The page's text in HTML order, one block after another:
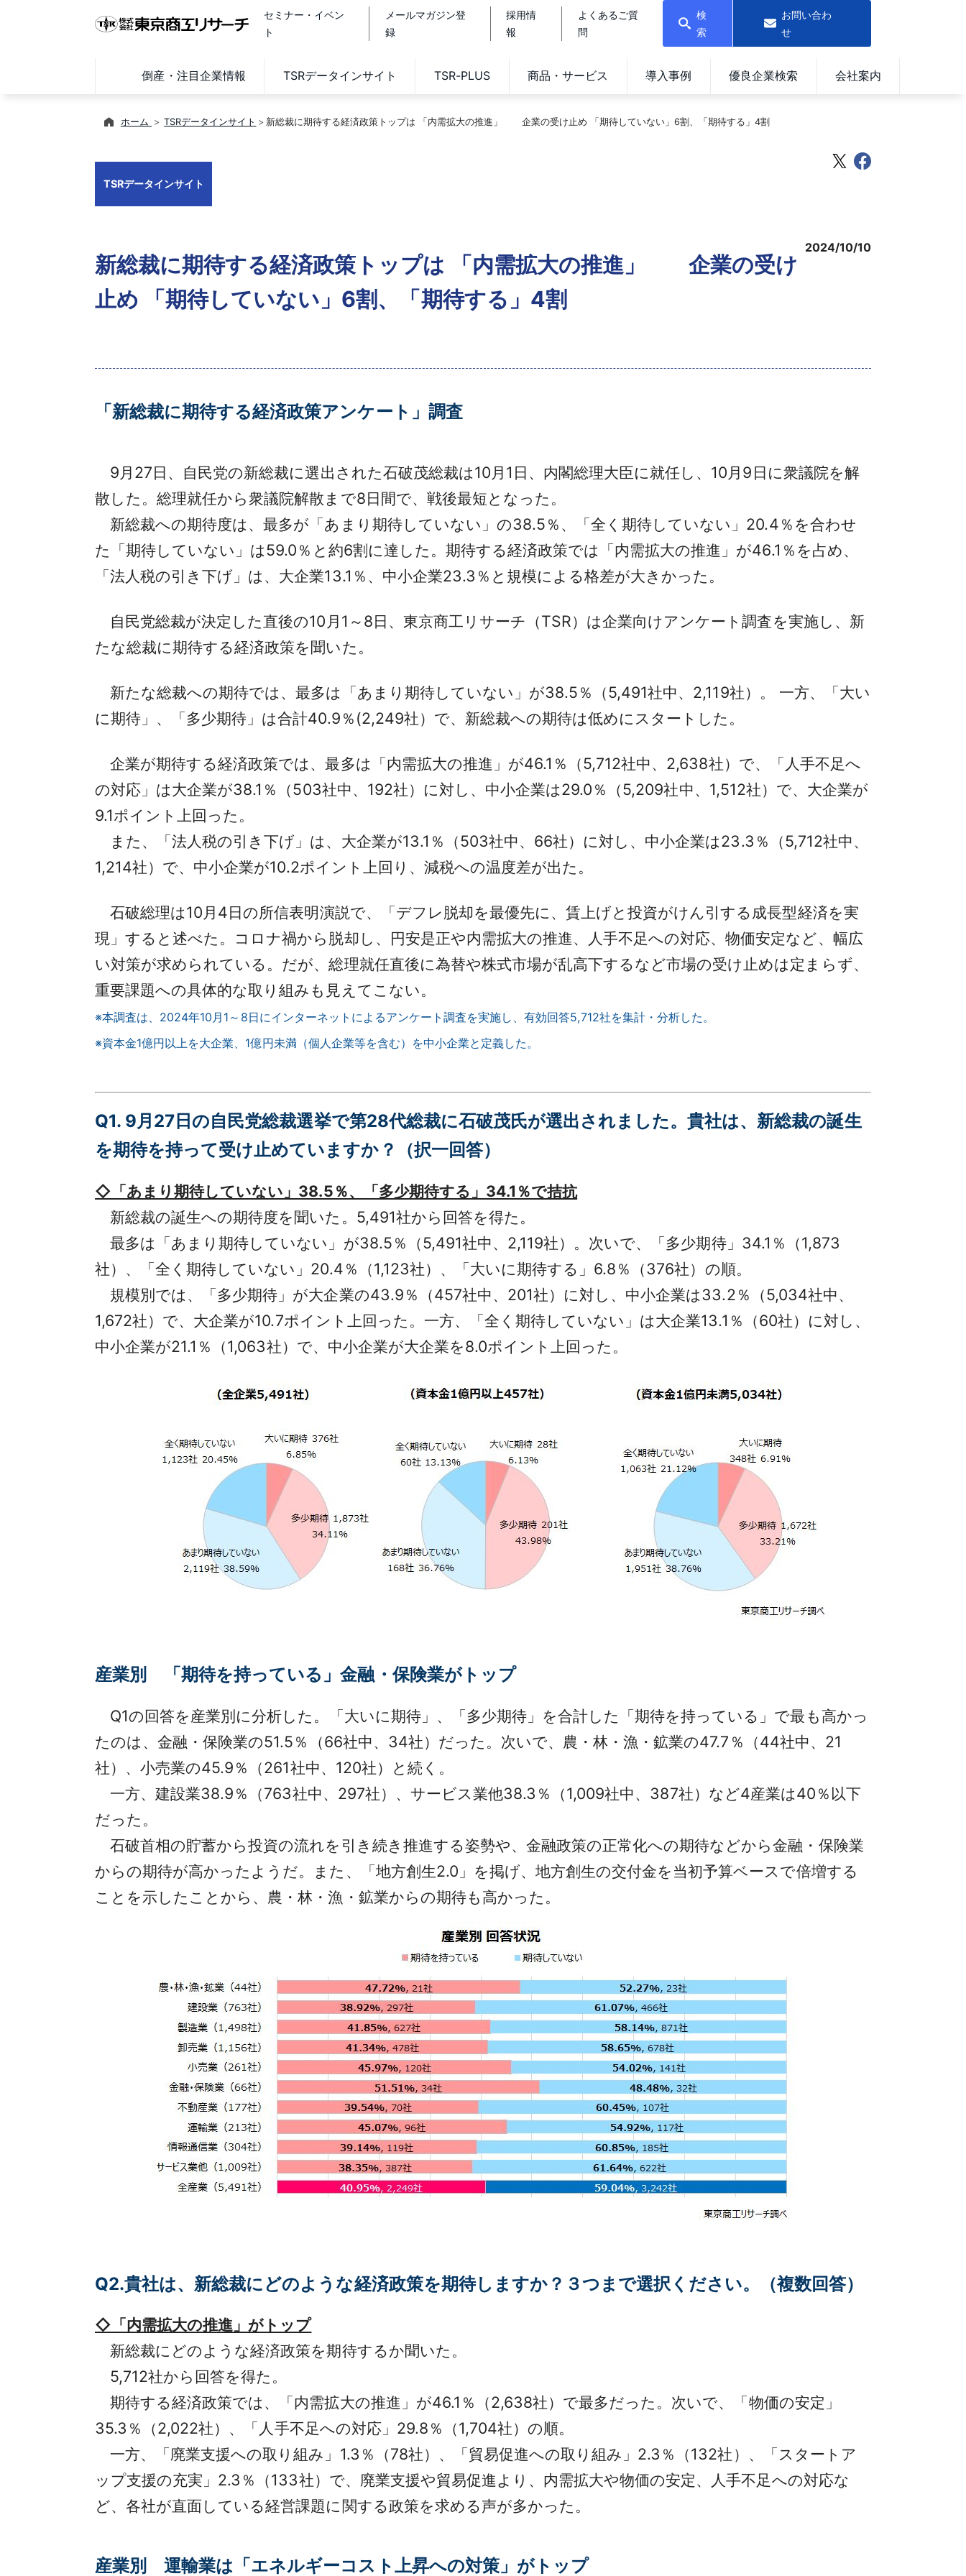
セミナー・イベン
ト
メールマガジン登
録
採用情
報
よくあるご質
問
検
索
お問い合わ
せ
倒産・注目企業情報 TSRデータインサイト TSR-PLUS 商品・サービス 導入事例 優良企業検索 会社案内
ホーム TSRデータインサイト 新総裁に期待する経済政策トップは 「内需拡大の推進」 企業の受け止め 「期待していない」6割、「期待する」4割
TSRデータインサイト
新総裁に期待する経済政策トップは 「内需拡大の推進」 企業の受け
止め 「期待していない」6割、「期待する」4割
2024/10/10
「新総裁に期待する経済政策アンケート」調査
9月27日、自民党の新総裁に選出された石破茂総裁は10月1日、内閣総理大臣に就任し、10月9日に衆議院を解
散した。総理就任から衆議院解散まで8日間で、戦後最短となった。
新総裁への期待度は、最多が「あまり期待していない」の38.5％、「全く期待していない」20.4％を合わせ
た「期待していない」は59.0％と約6割に達した。期待する経済政策では「内需拡大の推進」が46.1％を占め、
「法人税の引き下げ」は、大企業13.1％、中小企業23.3％と規模による格差が大きかった。
自民党総裁が決定した直後の10月1～8日、東京商工リサーチ（TSR）は企業向けアンケート調査を実施し、新
たな総裁に期待する経済政策を聞いた。
新たな総裁への期待では、最多は「あまり期待していない」が38.5％（5,491社中、2,119社）。 一方、「大い
に期待」、「多少期待」は合計40.9％(2,249社）で、新総裁への期待は低めにスタートした。
企業が期待する経済政策では、最多は「内需拡大の推進」が46.1％（5,712社中、2,638社）で、「人手不足へ
の対応」は大企業が38.1％（503社中、192社）に対し、中小企業は29.0％（5,209社中、1,512社）で、大企業が
9.1ポイント上回った。
また、「法人税の引き下げ」は、大企業が13.1％（503社中、66社）に対し、中小企業は23.3％（5,712社中、
1,214社）で、中小企業が10.2ポイント上回り、減税への温度差が出た。
石破総理は10月4日の所信表明演説で、「デフレ脱却を最優先に、賃上げと投資がけん引する成長型経済を実
現」すると述べた。コロナ禍から脱却し、円安是正や内需拡大の推進、人手不足への対応、物価安定など、幅広
い対策が求められている。 だが、総理就任直後に為替や株式市場が乱高下するなど市場の受け止めは定まらず、
重要課題への具体的な取り組みも見えてこない。
※本調査は、2024年10月1～8日にインターネットによるアンケート調査を実施し、有効回答5,712社を集計・分析した。
※資本金1億円以上を大企業、1億円未満（個人企業等を含む）を中小企業と定義した。
Q1. 9月27日の自民党総裁選挙で第28代総裁に石破茂氏が選出されました。貴社は、新総裁の誕生
を期待を持って受け止めていますか？（択一回答）
◇「あまり期待していない」38.5％、「多少期待する」34.1％で拮抗
新総裁の誕生への期待度を聞いた。5,491社から回答を得た。
最多は「あまり期待していない」が38.5％（5,491社中、2,119社）。次いで、「多少期待」34.1％（1,873
社）、「全く期待していない」20.4％（1,123社）、「大いに期待する」6.8％（376社）の順。
規模別では、「多少期待」が大企業の43.9％（457社中、201社）に対し、中小企業は33.2％（5,034社中、
1,672社）で、大企業が10.7ポイント上回った。一方、「全く期待していない」は大企業13.1％（60社）に対し、
中小企業が21.1％（1,063社）で、中小企業が大企業を8.0ポイント上回った。
産業別 「期待を持っている」金融・保険業がトップ
Q1の回答を産業別に分析した。「大いに期待」、「多少期待」を合計した「期待を持っている」で最も高かっ
たのは、金融・保険業の51.5％（66社中、34社）だった。次いで、農・林・漁・鉱業の47.7％（44社中、21
社）、小売業の45.9％（261社中、120社）と続く。
一方、建設業38.9％（763社中、297社）、サービス業他38.3％（1,009社中、387社）など4産業は40％以下
だった。
石破首相の貯蓄から投資の流れを引き続き推進する姿勢や、金融政策の正常化への期待などから金融・保険業
からの期待が高かったようだ。また、「地方創生2.0」を掲げ、地方創生の交付金を当初予算ベースで倍増する
ことを示したことから、農・林・漁・鉱業からの期待も高かった。
Q2.貴社は、新総裁にどのような経済政策を期待しますか？３つまで選択ください。（複数回答）
◇「内需拡大の推進」がトップ
新総裁にどのような経済政策を期待するか聞いた。
5,712社から回答を得た。
期待する経済政策では、「内需拡大の推進」が46.1％（2,638社）で最多だった。次いで、「物価の安定」
35.3％（2,022社）、「人手不足への対応」29.8％（1,704社）の順。
一方、「廃業支援への取り組み」1.3％（78社）、「貿易促進への取り組み」2.3％（132社）、「スタートア
ップ支援の充実」2.3％（133社）で、廃業支援や貿易促進より、内需拡大や物価の安定、人手不足への対応な
ど、各社が直面している経営課題に関する政策を求める声が多かった。
産業別 運輸業は「エネルギーコスト上昇への対策」がトップ